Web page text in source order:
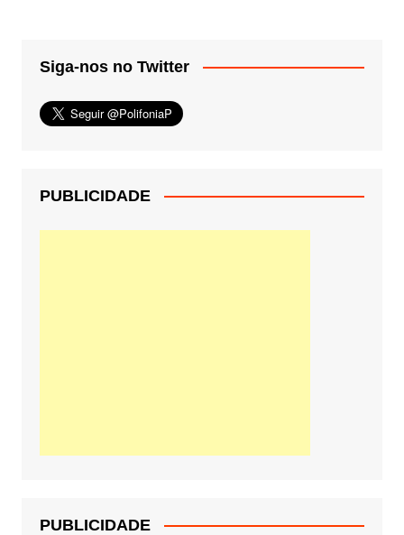
Siga-nos no Twitter
PUBLICIDADE
PUBLICIDADE